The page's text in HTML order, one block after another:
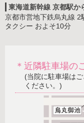
東海道新幹線 京都駅か
京都市営地下鉄烏丸線 2
タクシー およそ10分
＊近隣駐車場の
(当院に駐車場は
ください。)